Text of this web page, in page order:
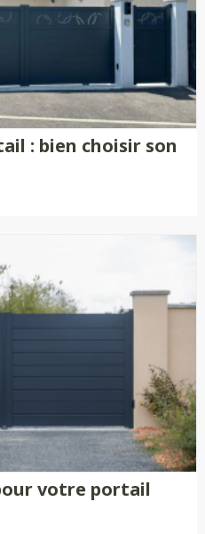
: bien choisir son
votre portail